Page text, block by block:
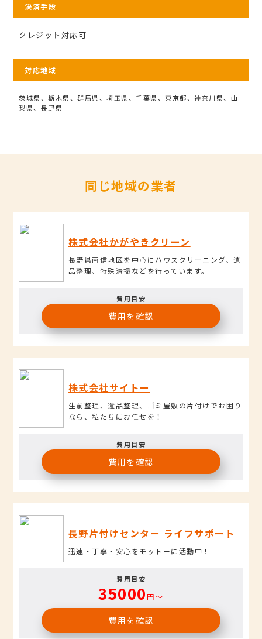
決済手段
クレジット対応可
対応地域
茨城県、栃木県、群馬県、埼玉県、千葉県、東京都、神奈川県、山
梨県、長野県
同じ地域の業者
株式会社かがやきクリーン
長野県南信地区を中心にハウスクリーニング、遺
品整理、特殊清掃などを行っています。
費用目安
費用を確認
株式会社サイトー
生前整理、遺品整理、ゴミ屋敷の片付けでお困り
なら、私たちにお任せを！
費用目安
費用を確認
長野片付けセンター ライフサポート
迅速・丁寧・安心をモットーに活動中！
費用目安
35000円〜
費用を確認